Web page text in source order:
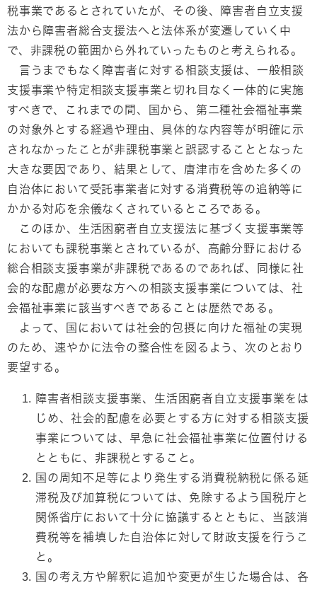
税事業であるとされていたが、その後、障害者自立支援
法から障害者総合支援法へと法体系が変遷していく中
で、非課税の範囲から外れていったものと考えられる。
言うまでもなく障害者に対する相談支援は、一般相談
支援事業や特定相談支援事業と切れ目なく一体的に実施
すべきで、これまでの間、国から、第二種社会福祉事業
の対象外とする経過や理由、具体的な内容等が明確に示
されなかったことが非課税事業と誤認することとなった
大きな要因であり、結果として、唐津市を含めた多くの
自治体において受託事業者に対する消費税等の追納等に
かかる対応を余儀なくされているところである。
このほか、生活困窮者自立支援法に基づく支援事業等
においても課税事業とされているが、高齢分野における
総合相談支援事業が非課税であるのであれば、同様に社
会的な配慮が必要な方への相談支援事業については、社
会福祉事業に該当すべきであることは歴然である。
よって、国においては社会的包摂に向けた福祉の実現
のため、速やかに法令の整合性を図るよう、次のとおり
要望する。
障害者相談支援事業、生活困窮者自立支援事業をは
じめ、社会的配慮を必要とする方に対する相談支援
事業については、早急に社会福祉事業に位置付ける
とともに、非課税とすること。
国の周知不足等により発生する消費税納税に係る延
滞税及び加算税については、免除するよう国税庁と
関係省庁において十分に協議するとともに、当該消
費税等を補填した自治体に対して財政支援を行うこ
と。
国の考え方や解釈に追加や変更が生じた場合は、各